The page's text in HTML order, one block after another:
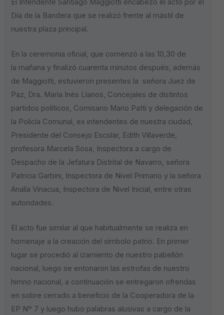
El Intendente Santiago Maggiotti encabezó el acto por el
Día de la Bandera que se realizó frente al mástil de
nuestra plaza principal.
En la ceremonia oficial, que comenzó a las 10,30 de
la mañana y finalizó cuarenta minutos después, además
de Maggiotti, estuvieron presentes la señora Juez de
Paz, Dra. María Inés Llanos, Concejales de distintos
partidos políticos, Comisario Mario Patti y delegación de
la Policía Comunal, ex intendentes de nuestra ciudad,
Presidente del Consejo Escolar, Edith Villaverde,
profesora Marcela Sosa, Inspectora a cargo de
Despacho de la Jefatura Distrital de Navarro, señora
Patricia Garbini, Inspectora de Nivel Primario y la señora
Analía Vinacua, Inspectora de Nivel Inicial, entre otras
autoridades.
El acto fue similar al que habitualmente se realiza en
homenaje a la creación del símbolo patrio. En primer
lugar se procedió al izamiento de nuestro pabellón
nacional, luego se entonaron las estrofas de nuestro
himno nacional, a continuación se entregaron ofrendas
en sobre cerrado a beneficio de la Cooperadora de la
EP Nº 7 y luego hubo palabras alusivas a cargo de la